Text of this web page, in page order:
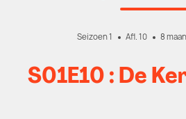
Seizoen 1 Afl. 10 8
S01E10 : De